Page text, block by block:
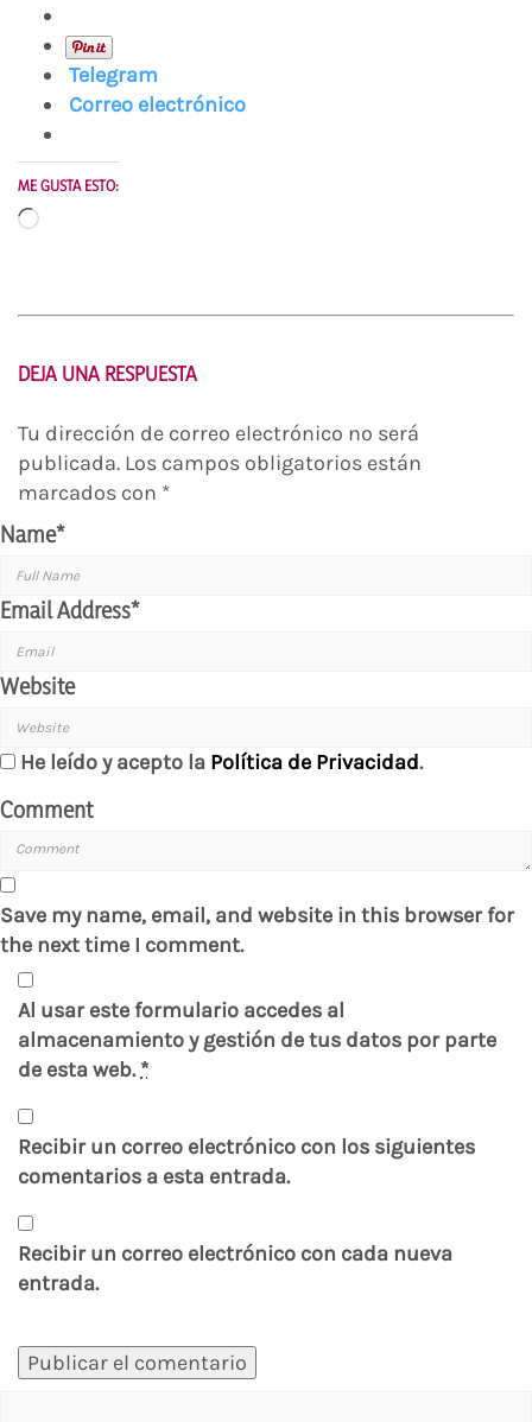
Telegram
Correo electrónico
ME GUSTA ESTO:
Cargando...
DEJA UNA RESPUESTA
Tu dirección de correo electrónico no será
publicada. Los campos obligatorios están
marcados con *
Name*
Email Address*
Website
He leído y acepto la Política de Privacidad.
Comment
Save my name, email, and website in this browser for
the next time I comment.
Al usar este formulario accedes al
almacenamiento y gestión de tus datos por parte
de esta web.*
Recibir un correo electrónico con los siguientes
comentarios a esta entrada.
Recibir un correo electrónico con cada nueva
entrada.